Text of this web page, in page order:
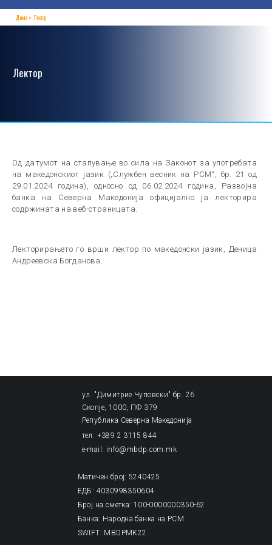
Дома Лектор
Лектор
Од датумот на стапување во сила на Законот за употребата
на македонскиот јазик („Службен весник на РСМ“, бр. 21 од
29.01.2024 година), односно од 06.02.2024 година, Развојна
банка на Северна Македонија официјално ја лекторира
содржината на веб-страницата.
Лекторирањето го врши лектор по македонски јазик, Деница
Андреевска Богданова.
ул. "Димитрие Чуповски" бр. 26
Скопје, 1000, ПФ 379
Република Северна Македонија
тел: +389 2 3115 844
e-mail: info@mbdp.com.mk
Матичен број: 5240425
ЕДБ: 4030998350604
Број на сметка: 100-0000000350-62
Банка: Народна банка на РСМ
SWIFT: MBDPMK22